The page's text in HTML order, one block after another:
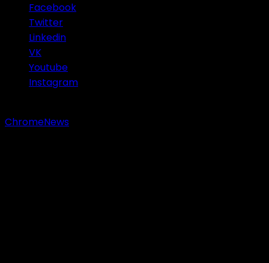
Facebook
Twitter
Linkedin
VK
Youtube
Instagram
ChromeNews